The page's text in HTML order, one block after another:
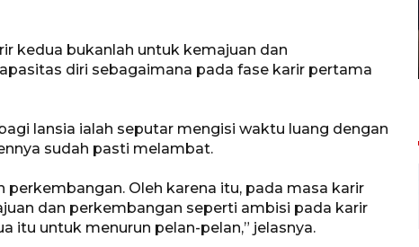
kedua bukanlah untuk kemajuan dan
diri sebagaimana pada fase karir pertama
lansia ialah seputar mengisi waktu luang dengan
sudah pasti melambat.
perkembangan. Oleh karena itu, pada masa karir
dan perkembangan seperti ambisi pada karir
itu untuk menurun pelan-pelan,” jelasnya.
10 March 2026 12:55 WIB